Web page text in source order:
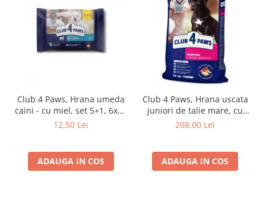
Club 4 Paws, Hrana umeda
caini - cu miel, set 5+1, 6x80
g
12,50 Lei
ADAUGA IN COS
Club 4 Paws, Hrana uscata
juniori de talie mare, cu
pui, 14kg
208,00 Lei
ADAUGA IN COS